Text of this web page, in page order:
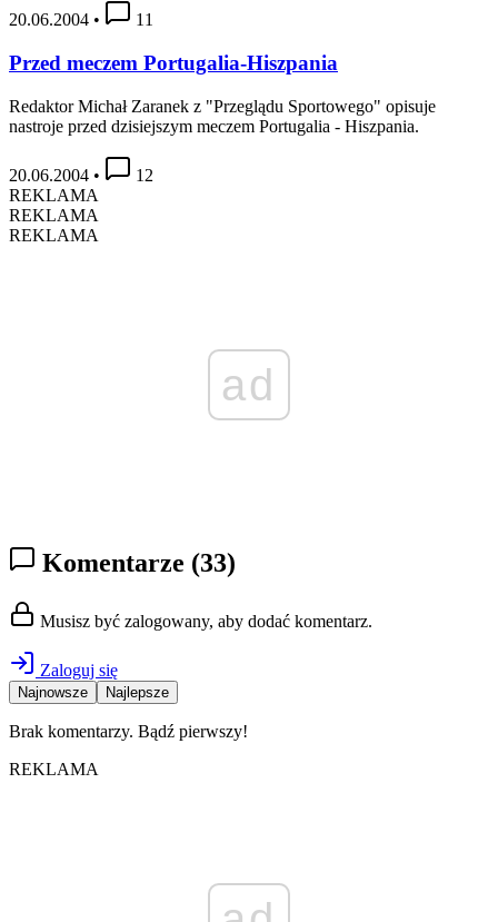
20.06.2004 • 11
Przed meczem Portugalia-Hiszpania
Redaktor Michał Zaranek z "Przeglądu Sportowego" opisuje
nastroje przed dzisiejszym meczem Portugalia - Hiszpania.
20.06.2004 •
12
REKLAMA
REKLAMA
REKLAMA
ad
Komentarze (33)
Musisz być zalogowany, aby dodać komentarz.
Zaloguj się
Najnowsze Najlepsze
Brak komentarzy. Bądź pierwszy!
REKLAMA